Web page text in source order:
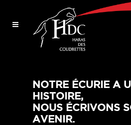
NOTRE ÉCURIE A
HISTOIRE,
NOUS ÉCRIVONS
AVENIR.